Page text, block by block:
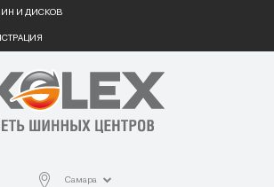
И ДИСКОВ
Самара